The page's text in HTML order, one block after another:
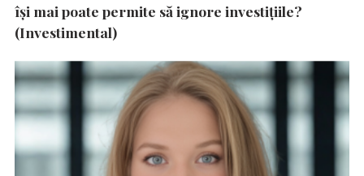
își mai poate permite să ignore investițiile?
(Investimental)